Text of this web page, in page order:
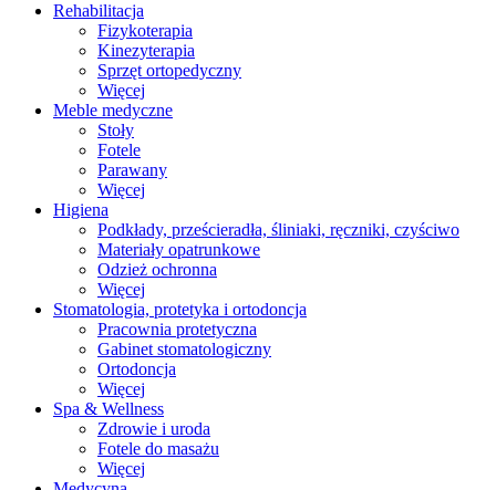
Rehabilitacja
Fizykoterapia
Kinezyterapia
Sprzęt ortopedyczny
Więcej
Meble medyczne
Stoły
Fotele
Parawany
Więcej
Higiena
Podkłady, prześcieradła, śliniaki, ręczniki, czyściwo
Materiały opatrunkowe
Odzież ochronna
Więcej
Stomatologia, protetyka i ortodoncja
Pracownia protetyczna
Gabinet stomatologiczny
Ortodoncja
Więcej
Spa & Wellness
Zdrowie i uroda
Fotele do masażu
Więcej